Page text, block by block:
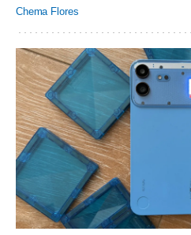
Chema Flores